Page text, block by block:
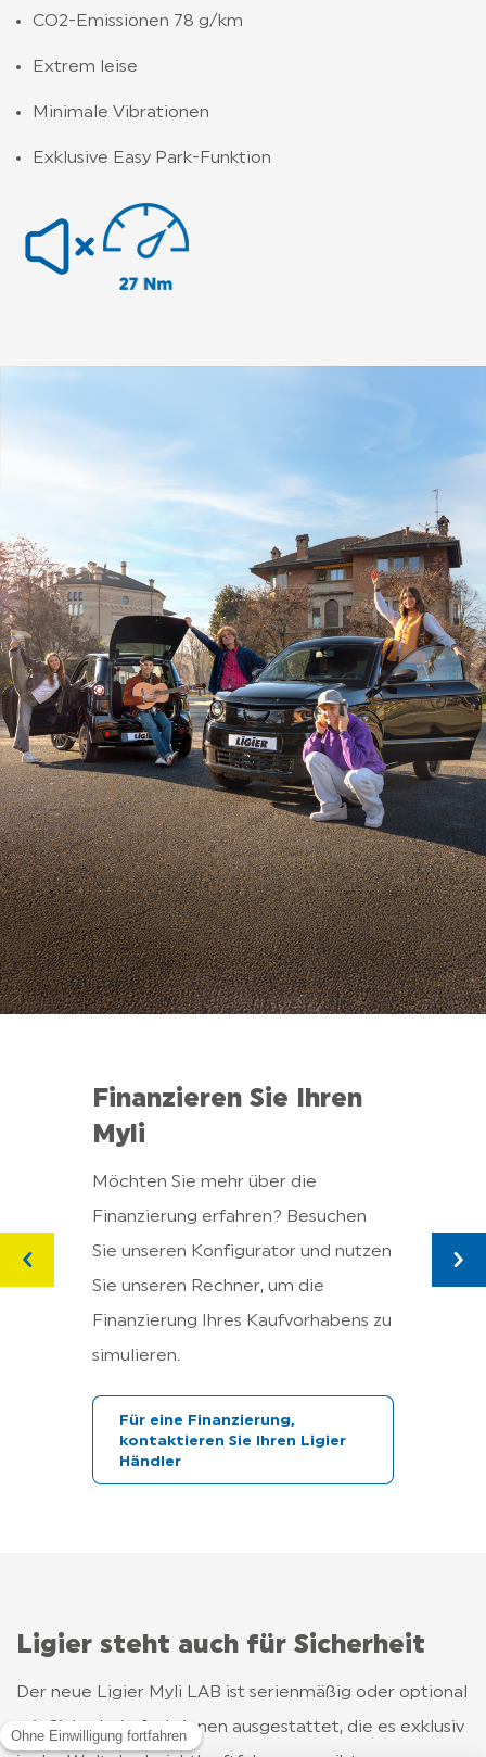
CO2-Emissionen 78 g/km
Extrem leise
Minimale Vibrationen
Exklusive Easy Park-Funktion
Finanzieren Sie Ihren
Myli
Möchten Sie mehr über die
Finanzierung erfahren? Besuchen
Sie unseren Konfigurator und nutzen
Sie unseren Rechner, um die
Finanzierung Ihres Kaufvorhabens zu
simulieren.
Für eine Finanzierung,
kontaktieren Sie Ihren Ligier
Händler
Ligier steht auch für Sicherheit
Der neue Ligier Myli LAB ist serienmäßig oder optional
mit Sicherheitsfunktionen ausgestattet, die es exklusiv